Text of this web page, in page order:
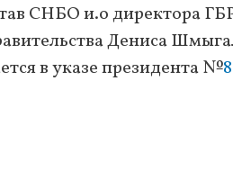
СНБО и.о директора
Дениса
в указе президента №